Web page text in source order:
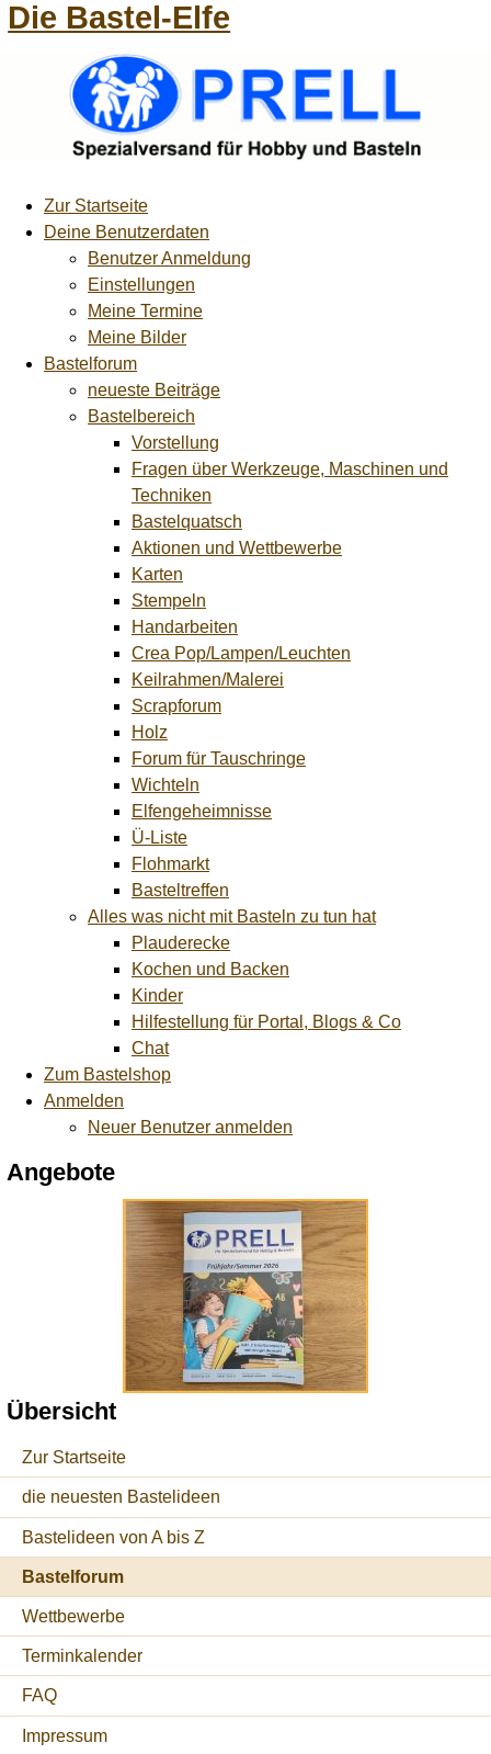
Die Bastel-Elfe
Zur Startseite
Deine Benutzerdaten
Benutzer Anmeldung
Einstellungen
Meine Termine
Meine Bilder
Bastelforum
neueste Beiträge
Bastelbereich
Vorstellung
Fragen über Werkzeuge, Maschinen und
Techniken
Bastelquatsch
Aktionen und Wettbewerbe
Karten
Stempeln
Handarbeiten
Crea Pop/Lampen/Leuchten
Keilrahmen/Malerei
Scrapforum
Holz
Forum für Tauschringe
Wichteln
Elfengeheimnisse
Ü-Liste
Flohmarkt
Basteltreffen
Alles was nicht mit Basteln zu tun hat
Plauderecke
Kochen und Backen
Kinder
Hilfestellung für Portal, Blogs & Co
Chat
Zum Bastelshop
Anmelden
Neuer Benutzer anmelden
Angebote
Übersicht
Zur Startseite
die neuesten Bastelideen
Bastelideen von A bis Z
Bastelforum
Wettbewerbe
Terminkalender
FAQ
Impressum